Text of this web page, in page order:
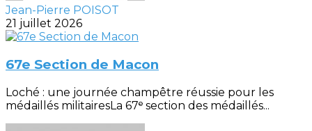
Jean-Pierre POISOT
21 juillet 2026
67e Section de Macon
Loché : une journée champêtre réussie pour les
médaillés militairesLa 67ᵉ section des médaillés...